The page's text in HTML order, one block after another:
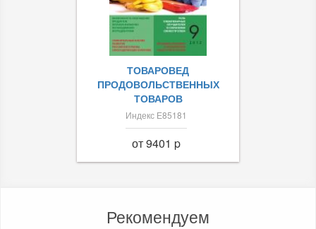
ТОВАРОВЕД
ПРОДОВОЛЬСТВЕННЫХ
ТОВАРОВ
Индекс Е85181
от 9401 p
Рекомендуем